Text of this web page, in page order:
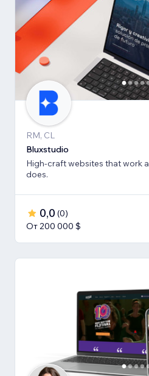
RM, CL
Bluxstudio
High-craft websites that work
does.
0,0 (0)
От 200 000 $